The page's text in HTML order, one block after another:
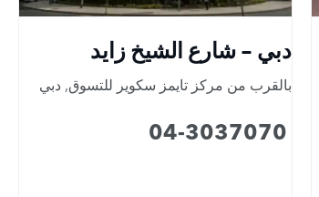
دبي - شارع الشيخ زايد
بالقرب من مركز تايمز سكوير للتسوق, دبي
04-3037070